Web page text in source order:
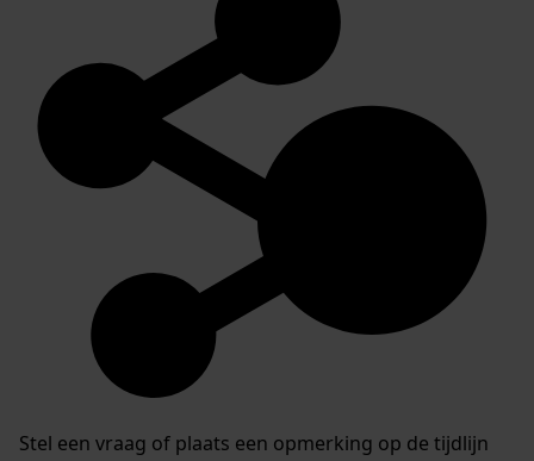
Stel een vraag of plaats een opmerking op de tijdlijn